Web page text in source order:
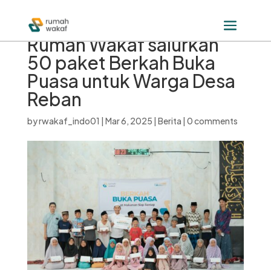
Rumah Wakaf salurkan
50 paket Berkah Buka
Puasa untuk Warga Desa
Reban
byrwakaf_indo01 | Mar 6, 2025 | Berita | 0 comments